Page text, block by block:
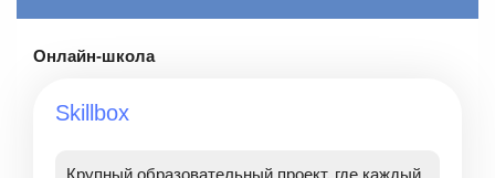
Онлайн-школа
Skillbox